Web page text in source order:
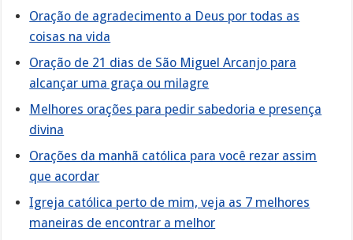
Oração de agradecimento a Deus por todas as
coisas na vida
Oração de 21 dias de São Miguel Arcanjo para
alcançar uma graça ou milagre
Melhores orações para pedir sabedoria e presença
divina
Orações da manhã católica para você rezar assim
que acordar
Igreja católica perto de mim, veja as 7 melhores
maneiras de encontrar a melhor